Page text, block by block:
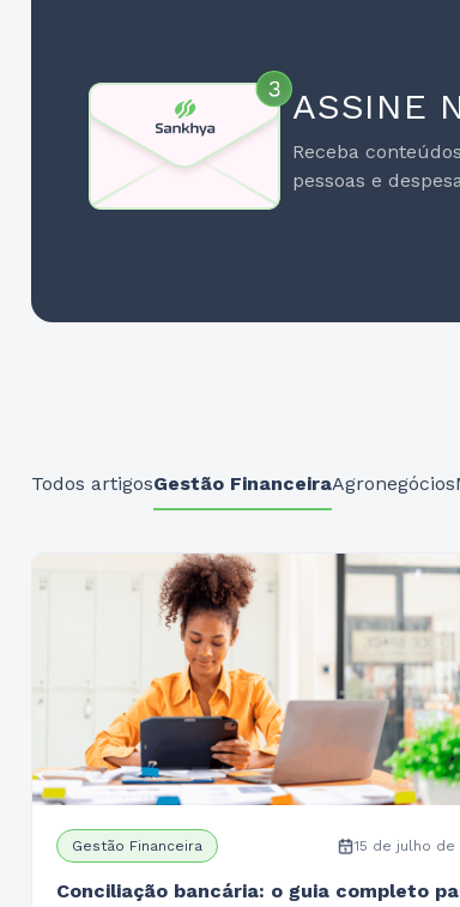
ASSINE
Receba
pessoas e
Todos artigosGestão FinanceiraAgronegócios
Gestão Financeira 15 de julho de
Conciliação bancária: o guia completo